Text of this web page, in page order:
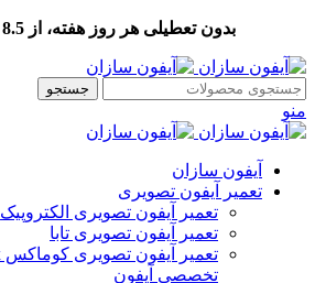
بدون تعطیلی هر روز هفته، از 8.5 صبح تا 9 شب
جستجو
منو
آیفون سازان
تعمیر آیفون تصویری
تعمیر آیفون تصویری الکتروپیک
تعمیر آیفون تصویری تابا
تخصصی آیفون